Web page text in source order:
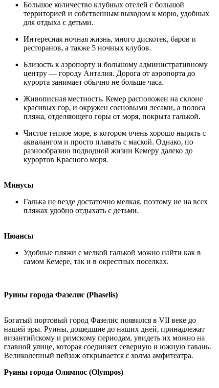
Большое количество клубных отелей с большой
территорией и собственным выходом к морю, удобных
для отдыха с детьми.
Интересная ночная жизнь, много дискотек, баров и
ресторанов, а также 5 ночных клубов.
Близость к аэропорту и большому административному
центру — городу Анталия. Дорога от аэропорта до
курорта занимает обычно не больше часа.
Живописная местность. Кемер расположен на склоне
красивых гор, и окружен сосновыми лесами, а полоса
пляжа, отделяющего горы от моря, покрыта галькой.
Чистое теплое море, в котором очень хорошо нырять с
аквалангом и просто плавать с маской. Однако, по
разнообразию подводной жизни Кемеру далеко до
курортов Красного моря.
Минусы
Галька не везде достаточно мелкая, поэтому не на всех
пляжах удобно отдыхать с детьми.
Нюансы
Удобные пляжи с мелкой галькой можно найти как в
самом Кемере, так и в окрестных поселках.
Руины города Фазелис (Phaselis)
Богатый портовый город Фазелис появился в VII веке до
нашей эры. Руины, дошедшие до наших дней, принадлежат
византийскому и римскому периодам, увидеть их можно на
главной улице, которая соединяет северную и южную гавань.
Великолепный пейзаж открывается с холма амфитеатра.
Руины города Олимпос (Olympos)